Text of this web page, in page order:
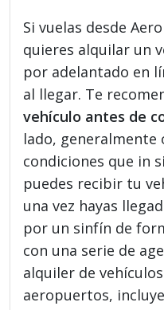
Si vuelas desde
quieres alquilar un
por adelantado en
al llegar. Te
vehículo antes de
lado,
condiciones que in
puedes recibir tu
una vez hayas
por un sinfín de
con una serie de
alquiler de
aeropuertos,